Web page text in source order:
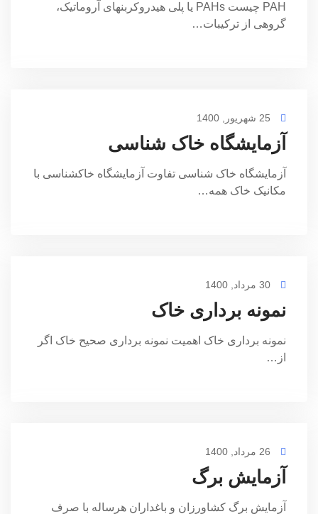
PAH چیست PAHs یا پلی هیدروکربنهای آروماتیک،
گروهی از ترکیبات…
آزمایشگاه خاک شناسی
آزمایشگاه خاک شناسی تفاوت آزمایشگاه خاکشناسی با
مکانیک خاک همه…
نمونه برداری خاک
نمونه برداری خاک اهمیت نمونه برداری صحیح خاک اگر
از…
آزمایش برگ
آزمایش برگ کشاورزان و باغداران هرساله با صرف